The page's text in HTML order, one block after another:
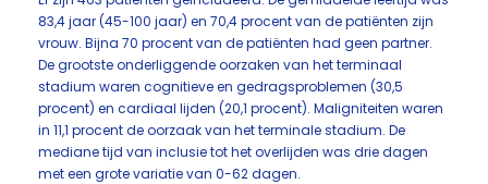
83,4 jaar (45-100 jaar) en 70,4 procent van de patiënten zijn
vrouw. Bijna 70 procent van de patiënten had geen partner.
De grootste onderliggende oorzaken van het terminaal
stadium waren cognitieve en gedragsproblemen (30,5
procent) en cardiaal lijden (20,1 procent). Maligniteiten waren
in 11,1 procent de oorzaak van het terminale stadium. De
mediane tijd van inclusie tot het overlijden was drie dagen
met een grote variatie van 0-62 dagen.